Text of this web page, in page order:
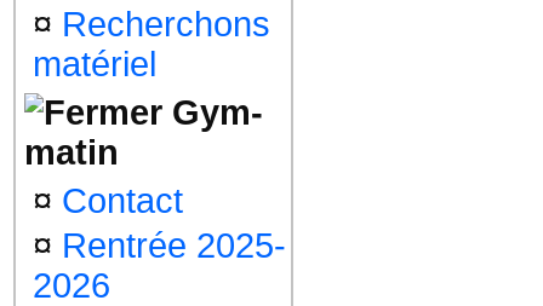
¤ Recherchons
matériel
Gym-
matin
¤ Contact
¤ Rentrée 2025-
2026